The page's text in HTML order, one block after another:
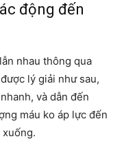
động đến
nhau thông qua
lý giải như sau,
và dẫn đến
máu ko áp lực đến